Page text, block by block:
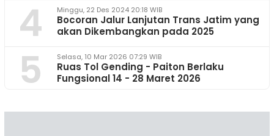
4 Minggu, 22 Des 2024 20:18 WIB
Bocoran Jalur Lanjutan Trans Jatim yang
akan Dikembangkan pada 2025
5 Selasa, 10 Mar 2026 07:29 WIB
Ruas Tol Gending - Paiton Berlaku
Fungsional 14 - 28 Maret 2026